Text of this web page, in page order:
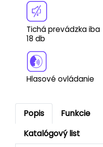
Tichá prevádzka iba
18 db
Hlasové ovládanie
Popis Funkcie
Katalógový list